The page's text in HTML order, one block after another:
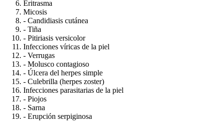
Eritrasma
Micosis
- Candidiasis cutánea
- Tiña
- Pitiriasis versicolor
Infecciones víricas de la piel
- Verrugas
- Molusco contagioso
- Úlcera del herpes simple
- Culebrilla (herpes zoster)
Infecciones parasitarias de la piel
- Piojos
- Sarna
- Erupción serpiginosa